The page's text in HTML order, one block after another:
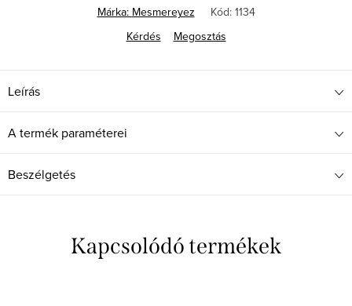
Márka: Mesmereyez Kód: 1134
Kérdés
Megosztás
Leírás
A termék paraméterei
Beszélgetés
Kapcsolódó termékek